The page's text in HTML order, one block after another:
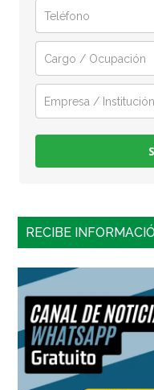
RECIBE